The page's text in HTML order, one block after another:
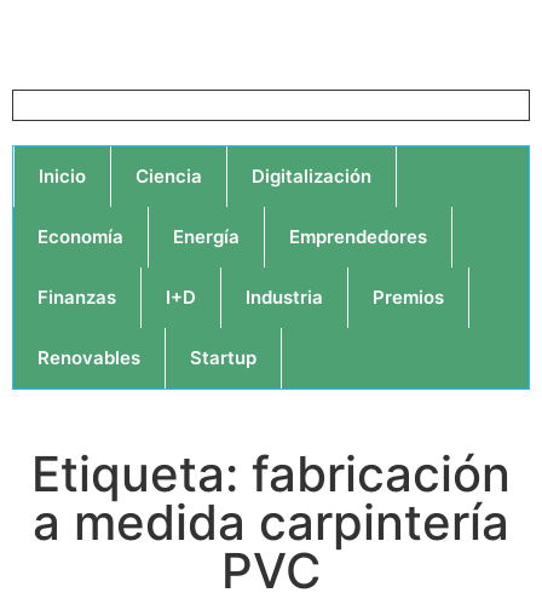
Inicio Ciencia Digitalización
Economía Energía Emprendedores
Finanzas I+D Industria Premios
Renovables Startup
Etiqueta: fabricación
a medida carpintería
PVC